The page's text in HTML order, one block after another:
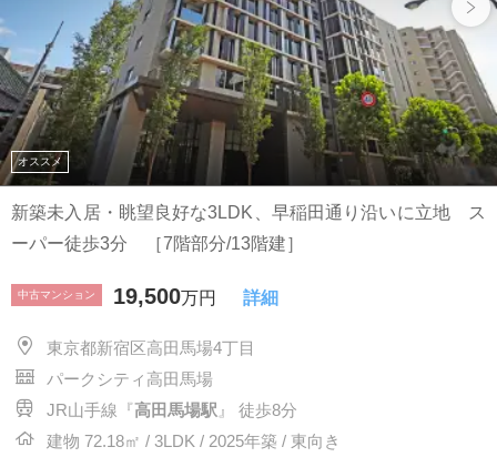
オススメ
新築未入居・眺望良好な3LDK、早稲田通り沿いに立地 ス
ーパー徒歩3分 ［7階部分/13階建］
中古マンション 19,500万円 詳細
東京都新宿区高田馬場4丁目
パークシティ高田馬場
JR山手線『高田馬場駅 』 徒歩8分
建物 72.18㎡ / 3LDK / 2025年築 / 東向き